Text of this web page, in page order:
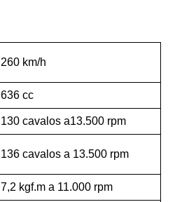
260 km/h
636 cc
130 cavalos a13.500 rpm
136 cavalos a 13.500 rpm
7,2 kgf.m a 11.000 rpm